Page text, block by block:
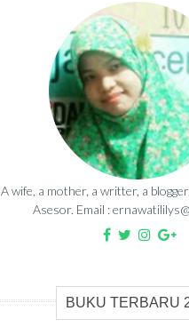
A wife, a mother, a writter, a
Asesor. Email :
BUKU TERBARU